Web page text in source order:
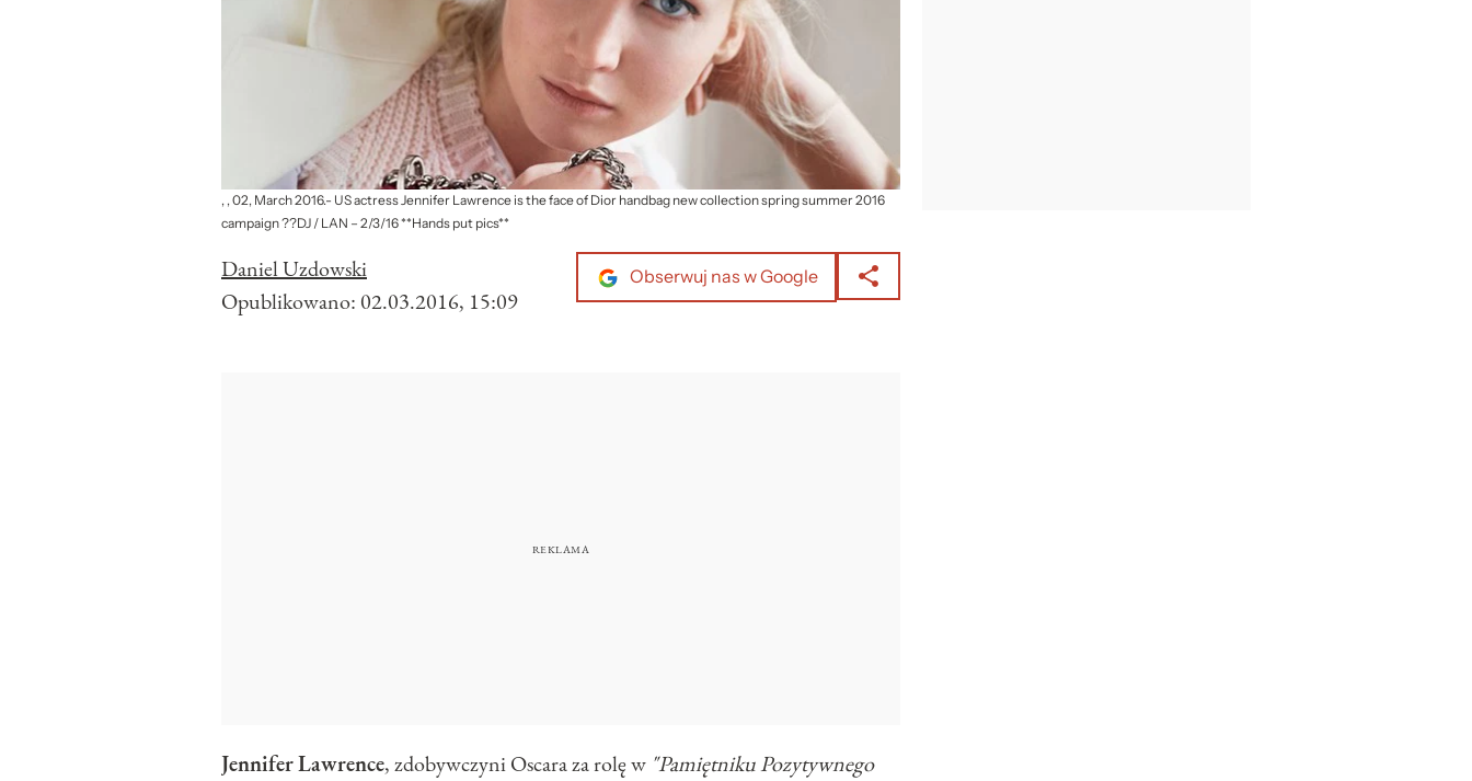
, , 02, March 2016.- US actress Jennifer Lawrence is the face of Dior handbag new collection spring summer 2016
campaign ??DJ / LAN – 2/3/16 **Hands put pics**
Daniel Uzdowski
Opublikowano: 02.03.2016, 15:09
Obserwuj nas w Google
JenniferLawrence, zdobywczyni Oscara za rolę w "Pamiętniku Pozytywnego